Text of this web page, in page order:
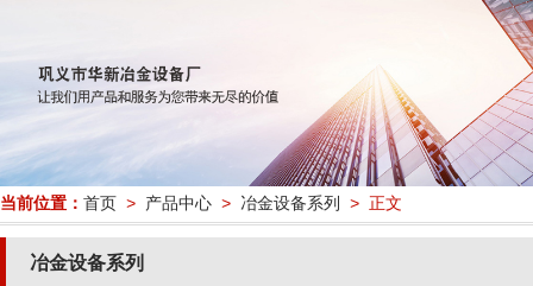
当前位置： 首页 > 产品中心 > 冶金设备系列 > 正文
冶金设备系列